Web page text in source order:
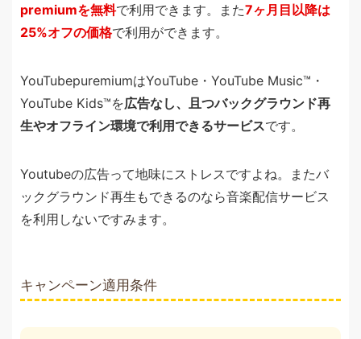
premiumを無料で利用できます。また7ヶ月目以降は
25%オフの価格で利用ができます。
YouTubepuremiumはYouTube・YouTube Music™・
YouTube Kids™を広告なし、且つバックグラウンド再
生やオフライン環境で利用できるサービスです。
Youtubeの広告って地味にストレスですよね。またバ
ックグラウンド再生もできるのなら音楽配信サービス
を利用しないですみます。
キャンペーン適用条件